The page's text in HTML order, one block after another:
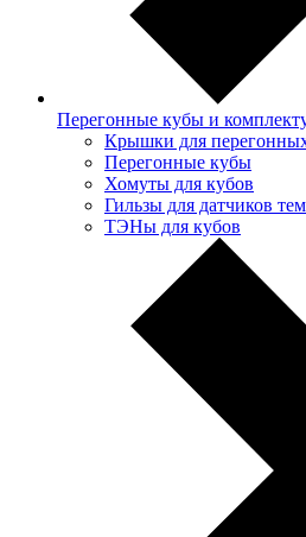
Перегонные кубы и
Крышки для
Перегонные кубы
Хомуты для кубов
Гильзы для датчиков
ТЭНы для кубов